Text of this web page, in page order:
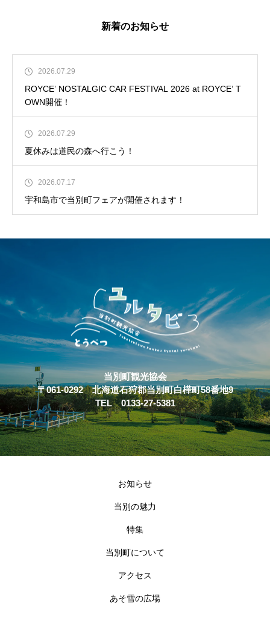
新着のお知らせ
2026.07.29
ROYCE’ NOSTALGIC CAR FESTIVAL 2026 at ROYCE’ T
OWN開催！
2026.07.29
夏休みは道民の森へ行こう！
2026.07.17
宇和島市で当別町フェアが開催されます！
当別町観光協会
〒061-0292 北海道石狩郡当別町白樺町58番地9
TEL 0133-27-5381
お知らせ
当別の魅力
特集
当別町について
アクセス
あそ雪の広場